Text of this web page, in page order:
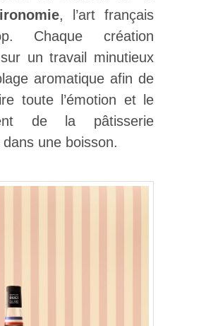
, l’art français
Chaque création
sur un travail minutieux
aromatique afin de
toute l’émotion et le
de la pâtisserie
une boisson.